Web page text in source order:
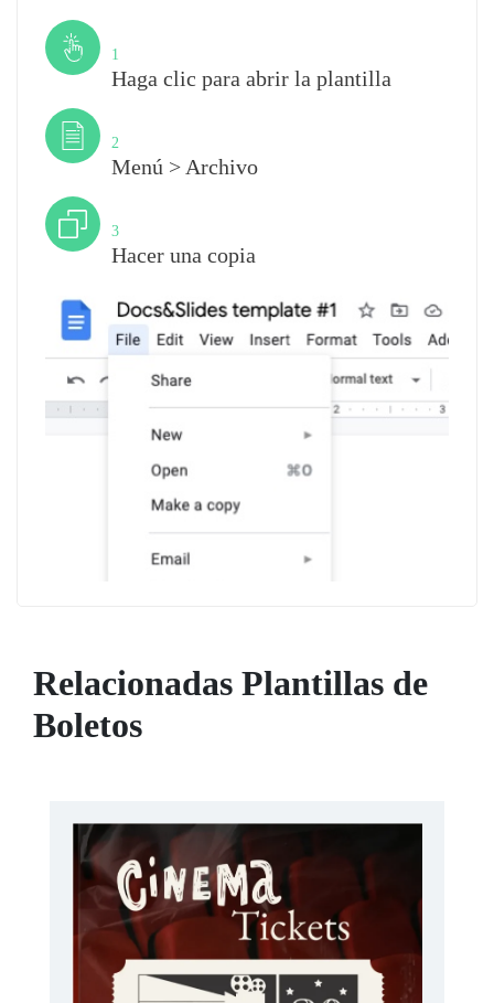
1
Haga clic para abrir la plantilla
2
Menú > Archivo
3
Hacer una copia
Relacionadas Plantillas de
Boletos